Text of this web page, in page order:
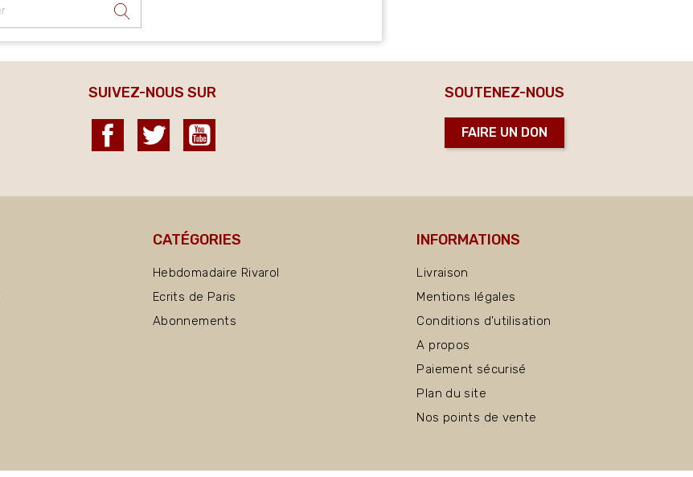
SUIVEZ-NOUS SUR
Facebook Twitter
SOUTENEZ-NOUS
FAIRE UN DON
CATÉGORIES
Hebdomadaire Rivarol
Ecrits de Paris
Abonnements
INFORMATIONS
Livraison
Mentions légales
Conditions d'utilisation
A propos
Paiement sécurisé
Plan du site
Nos points de vente